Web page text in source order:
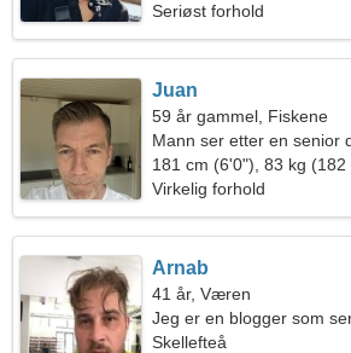
Seriøst forhold
Juan
59 år gammel, Fiskene
Mann ser etter en senior
181 cm (6'0"), 83 kg (182
Virkelig forhold
Arnab
41 år, Væren
Jeg er en blogger som
Skellefteå